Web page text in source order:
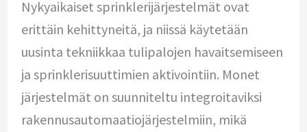
Nykyaikaiset sprinklerijärjestelmät ovat
erittäin kehittyneitä, ja niissä käytetään
uusinta tekniikkaa tulipalojen havaitsemiseen
ja sprinklerisuuttimien aktivointiin. Monet
järjestelmät on suunniteltu integroitaviksi
rakennusautomaatiojärjestelmiin, mikä